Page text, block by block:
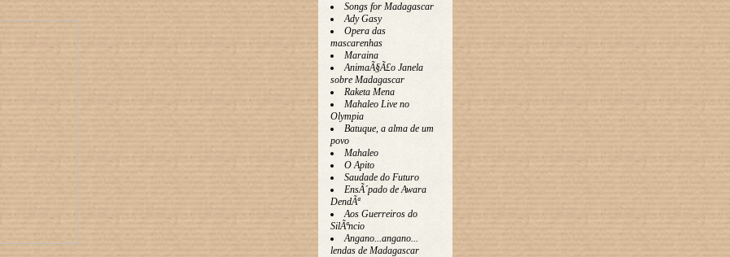
Songs for Madagascar
Ady Gasy
Opera das
mascarenhas
Maraina
AnimaÃ§Ã£o Janela
sobre Madagascar
Raketa Mena
Mahaleo Live no
Olympia
Batuque, a alma de um
povo
Mahaleo
O Apito
Saudade do Futuro
EnsÃ´pado de Awara
DendÃª
Aos Guerreiros do
SilÃªncio
Angano...angano...
lendas de Madagascar